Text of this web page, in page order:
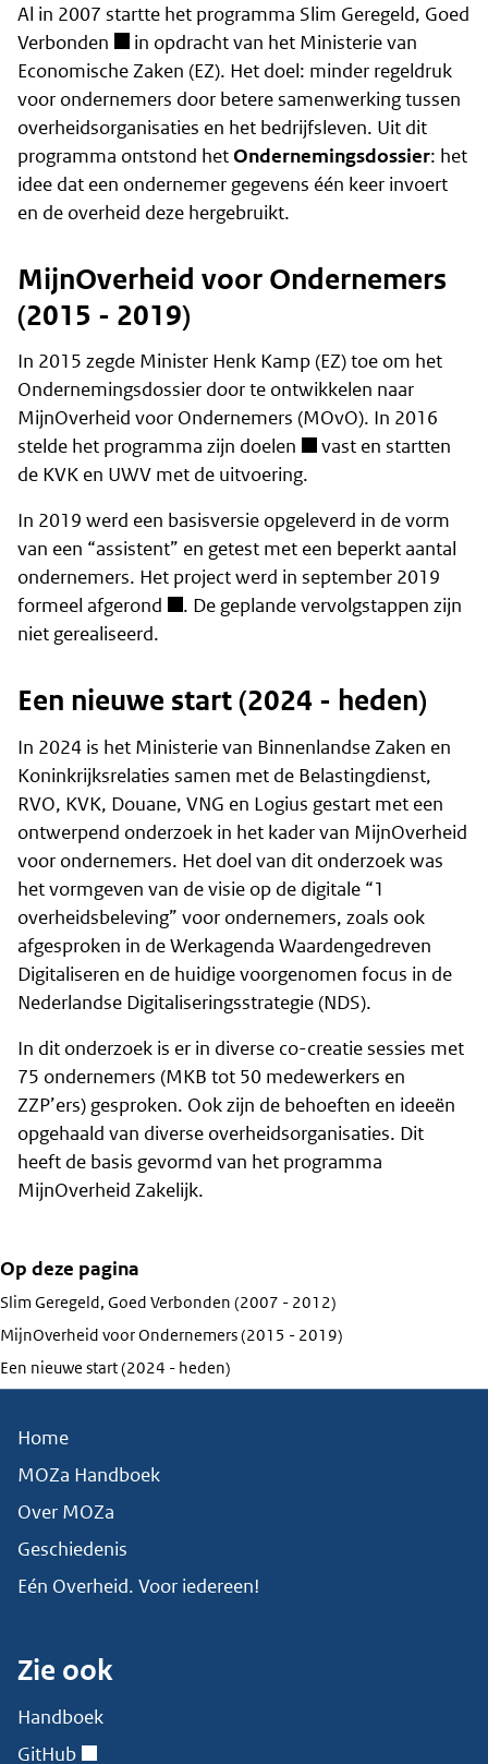
Al in 2007 startte het programma Slim Geregeld, Goed
Verbonden
in opdracht van het Ministerie van
Economische Zaken (EZ). Het doel: minder regeldruk
voor ondernemers door betere samenwerking tussen
overheidsorganisaties en het bedrijfsleven. Uit dit
programma ontstond het Ondernemingsdossier: het
idee dat een ondernemer gegevens één keer invoert
en de overheid deze hergebruikt.
MijnOverheid voor Ondernemers
(2015 - 2019)
In 2015 zegde Minister Henk Kamp (EZ) toe om het
Ondernemingsdossier door te ontwikkelen naar
MijnOverheid voor Ondernemers (MOvO). In 2016
stelde het programma zijn doelen
vast en startten
de KVK en UWV met de uitvoering.
In 2019 werd een basisversie opgeleverd in de vorm
van een “assistent” en getest met een beperkt aantal
ondernemers. Het project werd in september 2019
formeel afgerond
. De geplande vervolgstappen zijn
niet gerealiseerd.
Een nieuwe start (2024 - heden)
In 2024 is het Ministerie van Binnenlandse Zaken en
Koninkrijksrelaties samen met de Belastingdienst,
RVO, KVK, Douane, VNG en Logius gestart met een
ontwerpend onderzoek in het kader van MijnOverheid
voor ondernemers. Het doel van dit onderzoek was
het vormgeven van de visie op de digitale “1
overheidsbeleving” voor ondernemers, zoals ook
afgesproken in de Werkagenda Waardengedreven
Digitaliseren en de huidige voorgenomen focus in de
Nederlandse Digitaliseringsstrategie (NDS).
In dit onderzoek is er in diverse co-creatie sessies met
75 ondernemers (MKB tot 50 medewerkers en
ZZP’ers) gesproken. Ook zijn de behoeften en ideeën
opgehaald van diverse overheidsorganisaties. Dit
heeft de basis gevormd van het programma
MijnOverheid Zakelijk.
Op deze pagina
Slim Geregeld, Goed Verbonden (2007 - 2012)
MijnOverheid voor Ondernemers (2015 - 2019)
Een nieuwe start (2024 - heden)
Home
MOZa Handboek
Over MOZa
Geschiedenis
Eén Overheid. Voor iedereen!
Zie ook
Handboek
GitHub